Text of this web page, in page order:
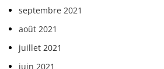
septembre 2021
août 2021
juillet 2021
juin 2021